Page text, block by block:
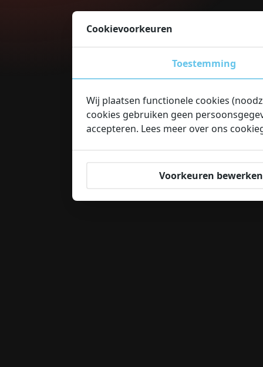
Cookievoorkeuren
Toestemming
Wij plaatsen functionele cookies
cookies gebruiken geen
accepteren. Lees meer over ons
Voorkeuren bewerken